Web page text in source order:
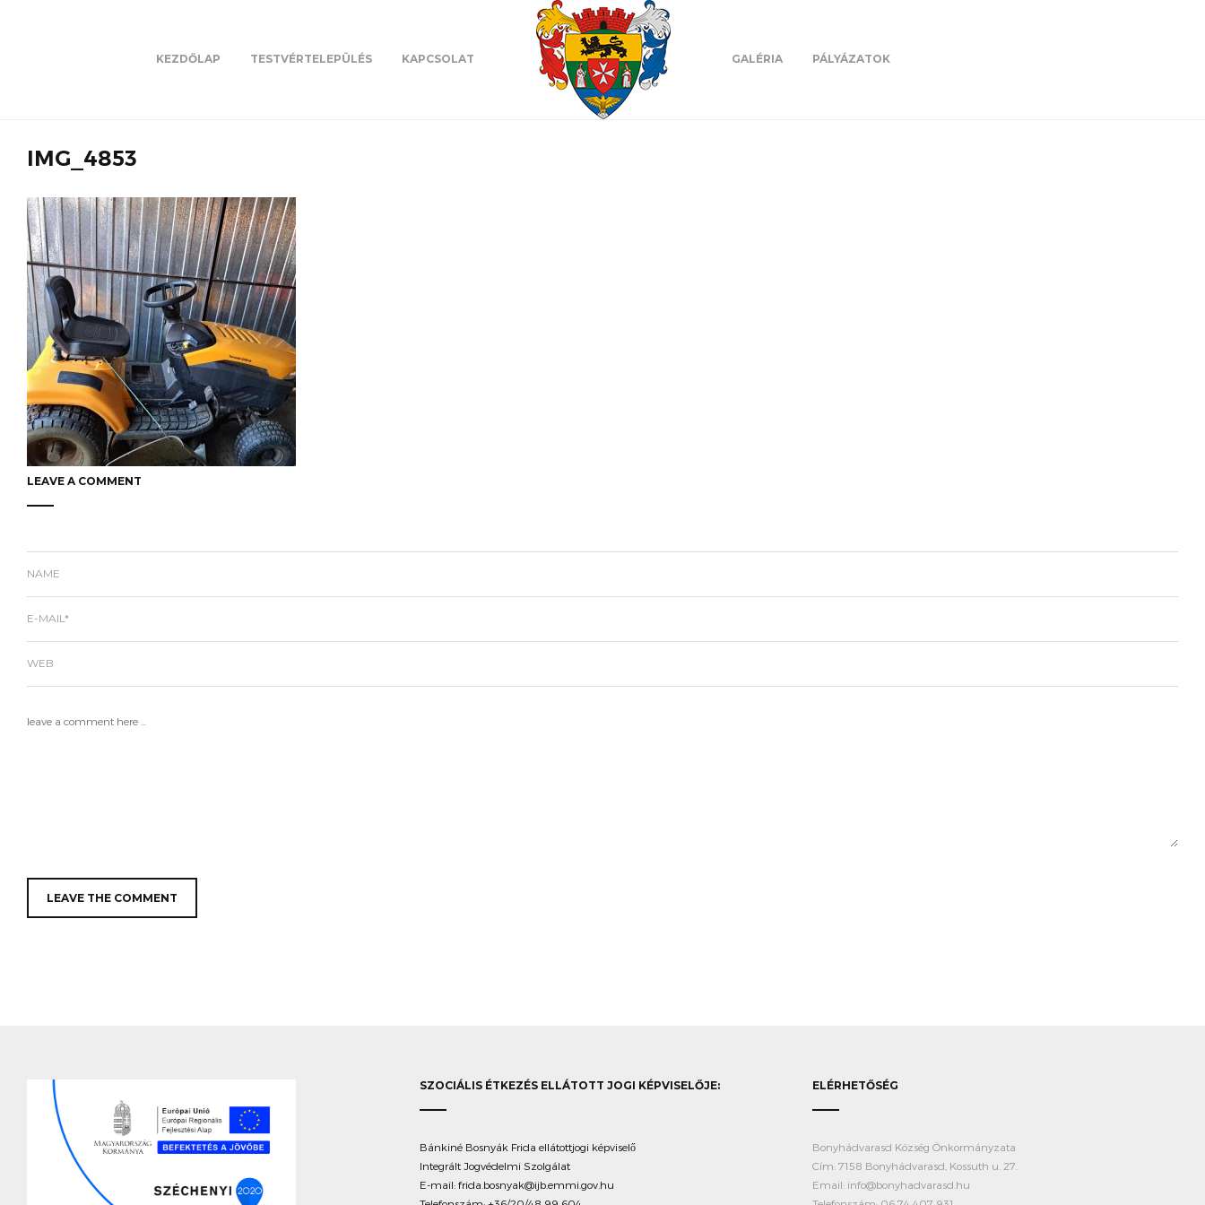
KEZDŐLAP TESTVÉRTELEPÜLÉS KAPCSOLAT GALÉRIA PÁLYÁZATOK
IMG_4853
LEAVE A COMMENT
NAME
E-MAIL*
WEB
SZOCIÁLIS ÉTKEZÉS ELLÁTOTT JOGI KÉPVISELŐJE:
Bánkiné Bosnyák Frida ellátottjogi képviselő
Integrált Jogvédelmi Szolgálat
E-mail: frida.bosnyak@ijb.emmi.gov.hu
ELÉRHETŐSÉG
Bonyhádvarasd Község Önkormányzata
Cím: 7158 Bonyhádvarasd, Kossuth u. 27.
Email: info@bonyhadvarasd.hu